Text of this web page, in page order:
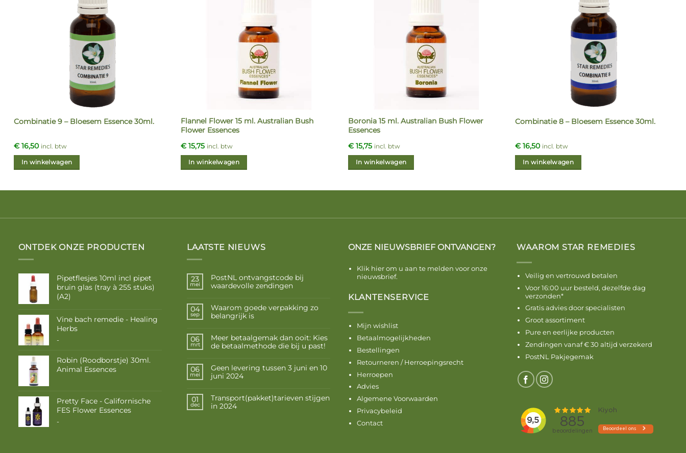
Combinatie 9 – Bloesem Essence 30ml.
€16,50 incl. btw
In winkelwagen
Flannel Flower 15 ml. Australian Bush
Flower Essences
€15,75 incl. btw
In winkelwagen
Boronia 15 ml. Australian Bush Flower
Essences
€15,75 incl. btw
In winkelwagen
Combinatie 8 – Bloesem Essence 30ml.
€16,50 incl. btw
In winkelwagen
ONTDEK ONZE PRODUCTEN
Pipetflesjes 10ml incl pipet
bruin glas (tray à 255 stuks)
(A2)
Vine bach remedie - Healing
Herbs
-Prijsklasse:
tot
€ 16,85
Robin (Roodborstje) 30ml.
Animal Essences
Pretty Face - Californische
FES Flower Essences
-Prijsklasse:
LAATSTE NIEUWS
23
mei
PostNL ontvangstcode bij
waardevolle zendingen
04
sep
Waarom goede verpakking zo
belangrijk is
06
mrt
Meer betaalgemak dan ooit: Kies
de betaalmethode die bij u past!
06
mei
Geen levering tussen 3 juni en 10
juni 2024
01
dec
Transport(pakket)tarieven stijgen
in 2024
ONZE NIEUWSBRIEF ONTVANGEN?
Klik hier om u aan te melden voor onze
nieuwsbrief.
KLANTENSERVICE
Mijn wishlist
Betaalmogelijkheden
Bestellingen
Retourneren / Herroepingsrecht
Herroepen
Advies
Algemene Voorwaarden
Privacybeleid
Contact
WAAROM STAR REMEDIES
Veilig en vertrouwd betalen
Voor 16:00 uur besteld, dezelfde dag
verzonden*
Gratis advies door specialisten
Groot assortiment
Pure en eerlijke producten
Zendingen vanaf € 30 altijd verzekerd
PostNL Pakjegemak